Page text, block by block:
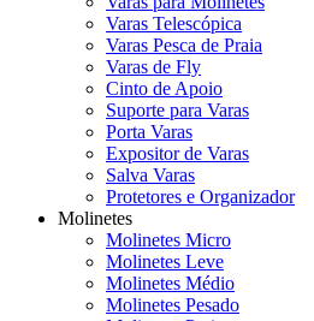
Varas Telescópica
Varas Pesca de Praia
Varas de Fly
Cinto de Apoio
Suporte para Varas
Porta Varas
Expositor de Varas
Salva Varas
Protetores e Organizador
Molinetes
Molinetes Micro
Molinetes Leve
Molinetes Médio
Molinetes Pesado